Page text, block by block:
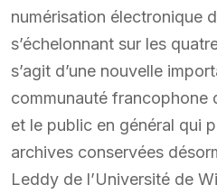
numérisation électronique
s’échelonnant sur les
s’agit d’une nouvelle
communauté francophone
et le public en général qui
archives conservées
Leddy de l’Université de